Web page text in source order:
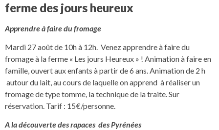
ferme des jours heureux
Apprendre à faire du fromage
Mardi 27 août de 10h à 12h. Venez apprendre à faire du
fromage à la ferme « Les jours Heureux » ! Animation à faire en
famille, ouvert aux enfants à partir de 6 ans. Animation de 2 h
autour du lait, au cours de laquelle on apprend à réaliser un
fromage de type tomme, la technique de la traite. Sur
réservation. Tarif : 15€/personne.
A la découverte des rapaces des Pyrénées